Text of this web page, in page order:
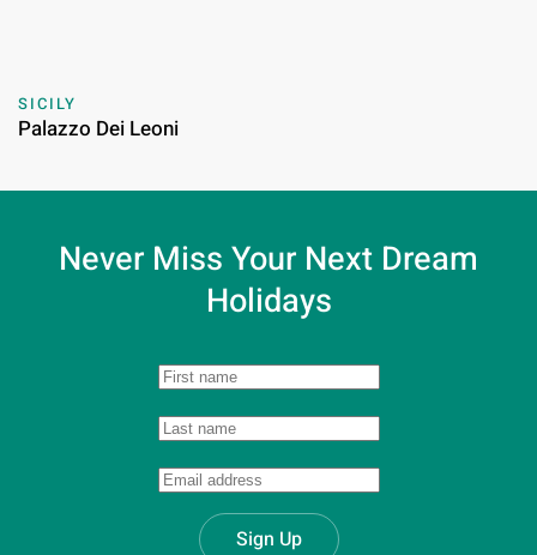
SICILY
Palazzo Dei Leoni
Never Miss Your Next Dream
Holidays
Sign Up